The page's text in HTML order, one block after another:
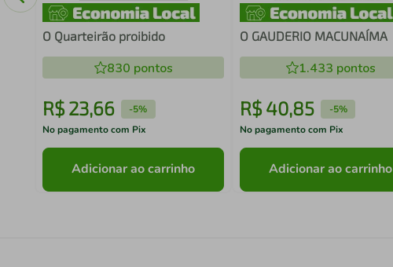
O Quarteirão proibido
830 pontos
R$ 23,66 -5%
No pagamento com Pix
Adicionar ao carrinho
O GAUDERIO MACUNAÍMA
1.433 pontos
R$ 40,85 -5%
No pagamento com Pix
Adicionar ao carrinho